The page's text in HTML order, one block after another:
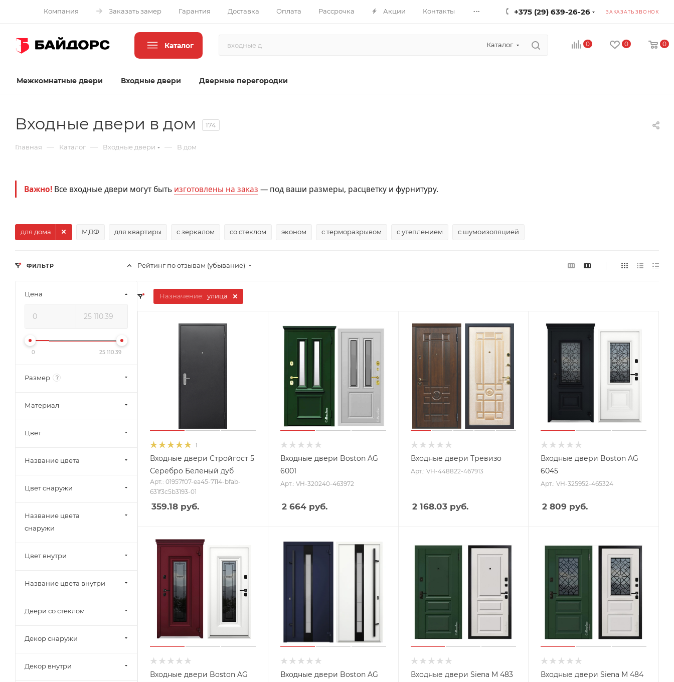
Компания Заказать замер Гарантия Доставка Оплата Рассрочка Акции Контакты ... +375 (29) 639-26-26 ЗАКАЗАТЬ ЗВОНОК
Каталог Каталог 0 0 0
Межкомнатные двери Входные двери Дверные перегородки
Входные двери в дом 174
Главная — Каталог — Входные двери — В дом
Важно! Все входные двери могут быть изготовлены на заказ — под ваши размеры, расцветку и фурнитуру.
для дома МДФ для квартиры c зеркалом со стеклом эконом с терморазрывом с утеплением с шумоизоляцией
Рейтинг по отзывам (убывание)
Назначение: улица
1
Входные двери Стройгост 5
Серебро Беленый дуб
Арт.: 01957f07-ea45-7114-bfab-
631f3c5b3193-01
359.18 руб.
Входные двери Boston AG
6001
Арт.: VH-320240-463972
2 664руб.
Входные двери Тревизо
Арт.: VH-448822-467913
2 168.03руб.
Входные двери Boston AG
6045
Арт.: VH-325952-465324
2 809 руб.
Входные двери Boston AG
Входные двери Boston AG
Входные двери Siena M 483
Входные двери Siena M 484
ФИЛЬТР
Цена
0 25 110.39
Двери со стеклом
Материал
Размер ?
Цвет снаружи
Название цвета
снаружи
Цвет внутри
Название цвета внутри
Цвет
Декор снаружи
Декор внутри
Название цвета